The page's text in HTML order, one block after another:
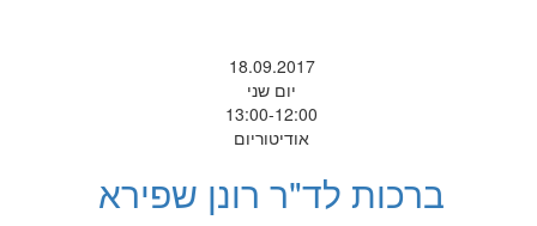
18.09.2017
יום שני
13:00-12:00
אודיטוריום
ברכות לד"ר רונן שפירא